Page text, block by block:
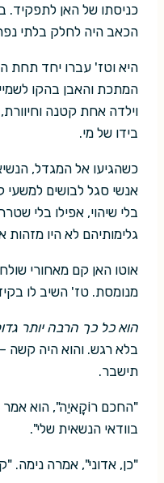
כניסתו של האן לתפקיד.
הכאב היה לחלק בלתי
היא וטז' עברו יחד תחת
המתכת והאבן בהקו
וילדה אחת קטנה
בידו של מי.
כשהגיעו אל המגדל,
אנשי סגל לבושים
בלי שיהוי, אפילו בלי
גלימותיהם לא היו
אוטו האן קם מאחורי
מנומסת. טז' השיב לו
הוא כל כך הרבה יותר
בלא רגש. והוא היה קשה
תישבר.
"החכם רוֹקָאיַה", הוא אמר
בוודאי הנשאית שלי".
"כן, אדוני", אמרה נימה.